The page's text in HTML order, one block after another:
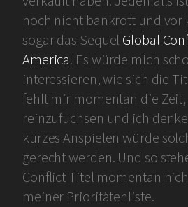
noch nicht bankrott und vor
sogar das Sequel Global
America. Es würde mich
interessieren, wie sich die
fehlt mir momentan die
reinzufuchsen und ich
kurzes Anspielen würde
gerecht werden. Und so
Conflict Titel momentan
meiner Prioritätenliste.